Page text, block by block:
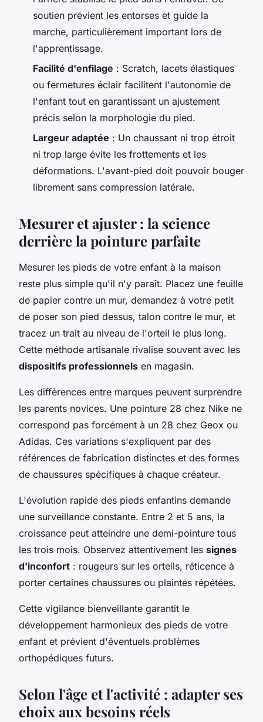
soutien prévient les entorses et guide la
marche, particulièrement important lors de
l'apprentissage.
Facilité d'enfilage : Scratch, lacets élastiques
ou fermetures éclair facilitent l'autonomie de
l'enfant tout en garantissant un ajustement
précis selon la morphologie du pied.
Largeur adaptée : Un chaussant ni trop étroit
ni trop large évite les frottements et les
déformations. L'avant-pied doit pouvoir bouger
librement sans compression latérale.
Mesurer et ajuster : la science
derrière la pointure parfaite
Mesurer les pieds de votre enfant à la maison
reste plus simple qu'il n'y paraît. Placez une feuille
de papier contre un mur, demandez à votre petit
de poser son pied dessus, talon contre le mur, et
tracez un trait au niveau de l'orteil le plus long.
Cette méthode artisanale rivalise souvent avec les
dispositifs professionnels en magasin.
Les différences entre marques peuvent surprendre
les parents novices. Une pointure 28 chez Nike ne
correspond pas forcément à un 28 chez Geox ou
Adidas. Ces variations s'expliquent par des
références de fabrication distinctes et des formes
de chaussures spécifiques à chaque créateur.
L'évolution rapide des pieds enfantins demande
une surveillance constante. Entre 2 et 5 ans, la
croissance peut atteindre une demi-pointure tous
les trois mois. Observez attentivement les signes
d'inconfort : rougeurs sur les orteils, réticence à
porter certaines chaussures ou plaintes répétées.
Cette vigilance bienveillante garantit le
développement harmonieux des pieds de votre
enfant et prévient d'éventuels problèmes
orthopédiques futurs.
Selon l'âge et l'activité : adapter ses
choix aux besoins réels